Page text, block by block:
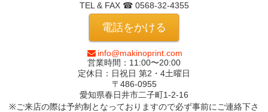
TEL & FAX ☎ 0568-32-4355
電話をかける
info@makinoprint.com
営業時間：11:00〜20:00
定休日：日祝日 第2・4土曜日
〒486-0955
愛知県春日井市二子町1-2-16
※ご来店の際は予約制となっておりますので必ず事前にご連絡下さ